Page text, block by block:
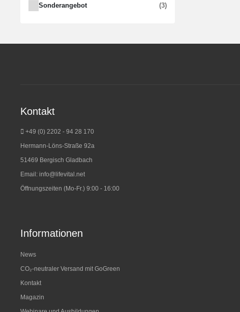
Sonderangebot 3
ARTIKEL GEFUNDEN
Kontakt
+49 (0) 2202 - 94 28 170
Hermann-Löns-Straße 92a
51469 Bergisch Gladbach
Email: info@lifevital.net
Öffnungszeiten (Mo-Fr.) 9:00 - 16:00
Informationen
News
CO₂-neutraler Versand mit GoGreen
Kontakt
Magazin